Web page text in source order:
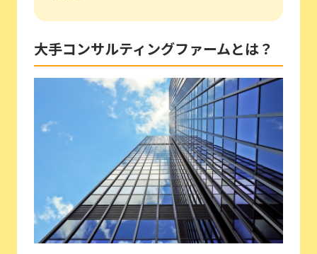
大手コンサルティングファームとは？